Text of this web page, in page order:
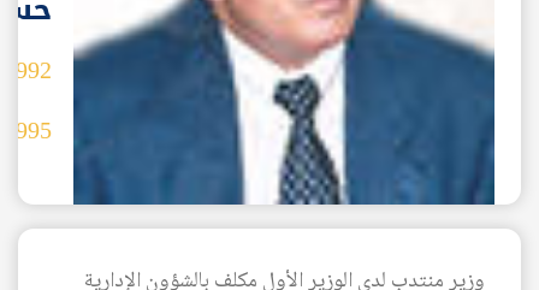
1992
1995
وزير منتدب لدى الوزير الأول مكلف بالشؤون الإدارية